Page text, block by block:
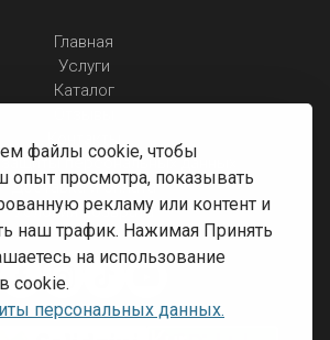
файлы cookie, чтобы
опыт просмотра, показывать
рекламу или контент и
наш трафик. Нажимая Принять
на использование
cookie.
персональных данных.
Главная
Услуги
Каталог
персональных данных
Доставка и оплата
Условия возврата